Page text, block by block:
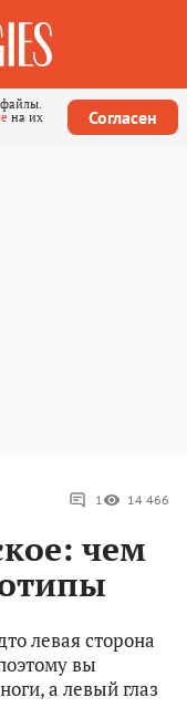
на их
Согласен
1 14 466
чем
левая сторона
вы
а левый глаз